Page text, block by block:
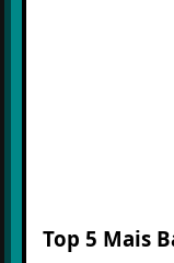
Top 5 Mais